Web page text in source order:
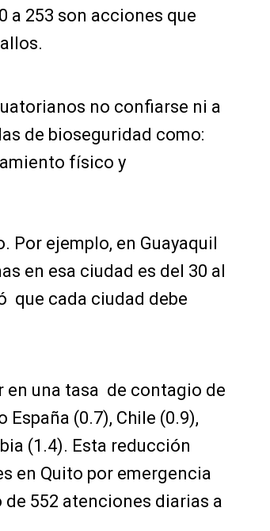
a 253 son acciones que
no confiarse ni a
de bioseguridad como:
físico y
Por ejemplo, en Guayaquil
en esa ciudad es del 30 al
que cada ciudad debe
en una tasa de contagio de
(0.7), Chile (0.9),
(1.4). Esta reducción
en Quito por emergencia
de 552 atenciones diarias a